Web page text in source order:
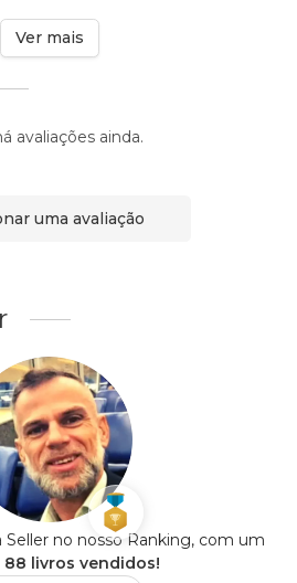
Ver mais
avaliações ainda.
uma avaliação
no nosso Ranking, com um
88 livros vendidos!